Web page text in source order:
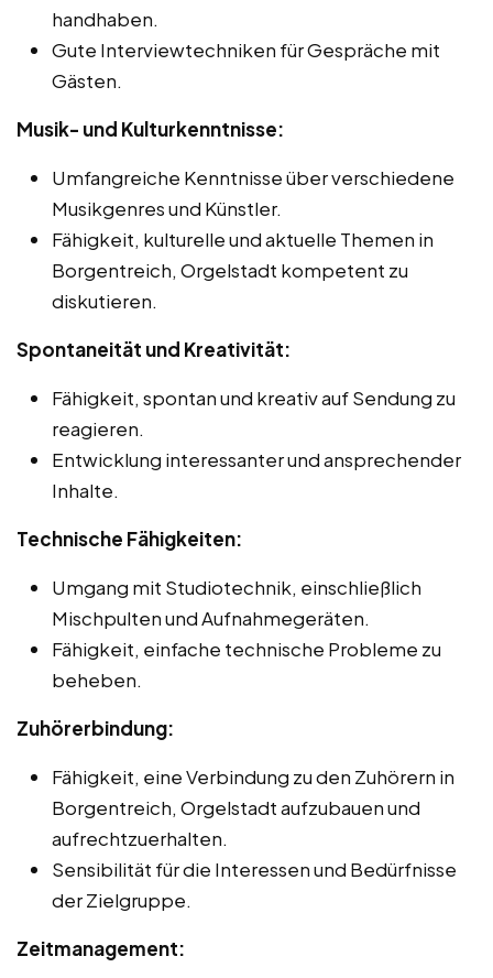
handhaben.
Gute Interviewtechniken für Gespräche mit
Gästen.
Musik- und Kulturkenntnisse:
Umfangreiche Kenntnisse über verschiedene
Musikgenres und Künstler.
Fähigkeit, kulturelle und aktuelle Themen in
Borgentreich, Orgelstadt kompetent zu
diskutieren.
Spontaneität und Kreativität:
Fähigkeit, spontan und kreativ auf Sendung zu
reagieren.
Entwicklung interessanter und ansprechender
Inhalte.
Technische Fähigkeiten:
Umgang mit Studiotechnik, einschließlich
Mischpulten und Aufnahmegeräten.
Fähigkeit, einfache technische Probleme zu
beheben.
Zuhörerbindung:
Fähigkeit, eine Verbindung zu den Zuhörern in
Borgentreich, Orgelstadt aufzubauen und
aufrechtzuerhalten.
Sensibilität für die Interessen und Bedürfnisse
der Zielgruppe.
Zeitmanagement: